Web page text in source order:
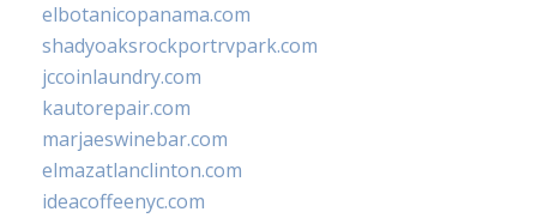
elbotanicopanama.com
shadyoaksrockportrvpark.com
jccoinlaundry.com
kautorepair.com
marjaeswinebar.com
elmazatlanclinton.com
ideacoffeenyc.com